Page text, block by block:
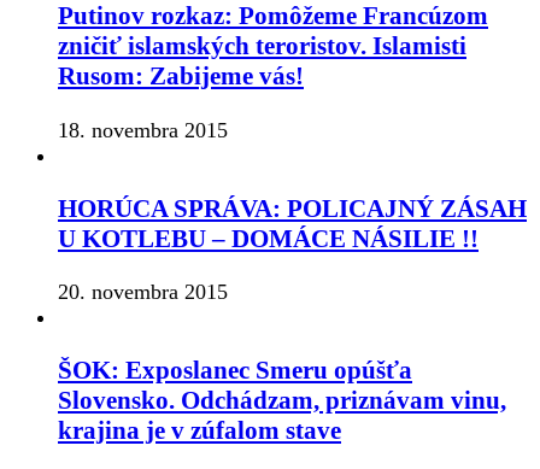
Putinov rozkaz: Pomôžeme Francúzom
zničiť islamských teroristov. Islamisti
Rusom: Zabijeme vás!
18. novembra 2015
HORÚCA SPRÁVA: POLICAJNÝ ZÁSAH
U KOTLEBU – DOMÁCE NÁSILIE !!
20. novembra 2015
ŠOK: Exposlanec Smeru opúšťa
Slovensko. Odchádzam, priznávam vinu,
krajina je v zúfalom stave